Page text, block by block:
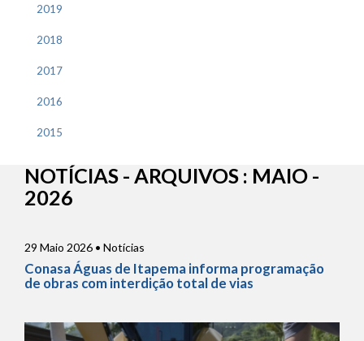
2019
2018
2017
2016
2015
NOTÍCIAS - ARQUIVOS : MAIO -
2026
29 Maio 2026 • Notícias
Conasa Águas de Itapema informa programação
de obras com interdição total de vias